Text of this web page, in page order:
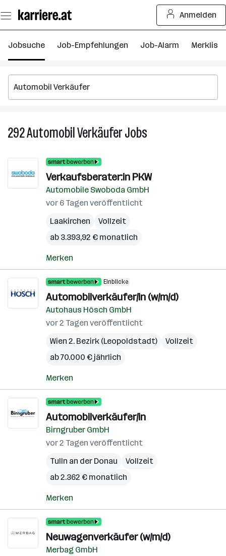
Seiteninhalt
springen
Anmelden
Jobsuche Job-Empfehlungen Job-Alarm Merkliste
292Automobil VerkäuferJobs
Verkaufsberater:in PKW
Automobile Swoboda GmbH
vor 6 Tagen veröffentlicht
Laakirchen
Vollzeit
ab 3.393,92 € monatlich
Merken
Einblicke
Automobilverkäufer/in (w/m/d)
Autohaus Hösch GmbH
vor 2 Tagen veröffentlicht
Wien 2. Bezirk (Leopoldstadt)
Vollzeit
ab 70.000 € jährlich
Merken
Automobilverkäufer/in
Birngruber GmbH
vor 2 Tagen veröffentlicht
Tulln an der Donau
Vollzeit
ab 2.362 € monatlich
Merken
Neuwagenverkäufer (w/m/d)
Merbag GmbH